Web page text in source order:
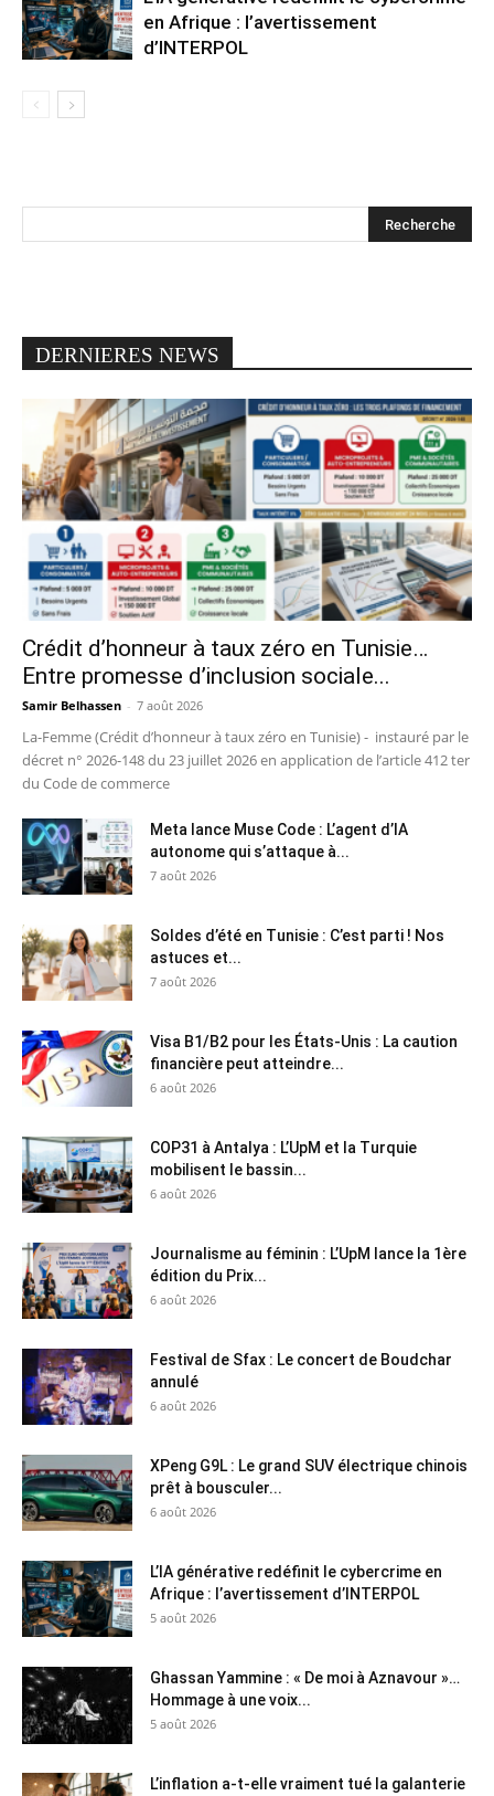
en Afrique : l’avertissement
d’INTERPOL
DERNIERES NEWS
Crédit d’honneur à taux zéro en Tunisie…
Entre promesse d’inclusion sociale...
Samir Belhassen - 7 août 2026
La-Femme (Crédit d’honneur à taux zéro en Tunisie) - instauré par le
décret n° 2026-148 du 23 juillet 2026 en application de l’article 412 ter
du Code de commerce
Meta lance Muse Code : L’agent d’IA
autonome qui s’attaque à...
7 août 2026
Soldes d’été en Tunisie : C’est parti ! Nos
astuces et...
7 août 2026
Visa B1/B2 pour les États-Unis : La caution
financière peut atteindre...
6 août 2026
COP31 à Antalya : L’UpM et la Turquie
mobilisent le bassin...
6 août 2026
Journalisme au féminin : L’UpM lance la 1ère
édition du Prix...
6 août 2026
Festival de Sfax : Le concert de Boudchar
annulé
6 août 2026
XPeng G9L : Le grand SUV électrique chinois
prêt à bousculer...
6 août 2026
L’IA générative redéfinit le cybercrime en
Afrique : l’avertissement d’INTERPOL
5 août 2026
Ghassan Yammine : « De moi à Aznavour »…
Hommage à une voix...
5 août 2026
L’inflation a-t-elle vraiment tué la galanterie